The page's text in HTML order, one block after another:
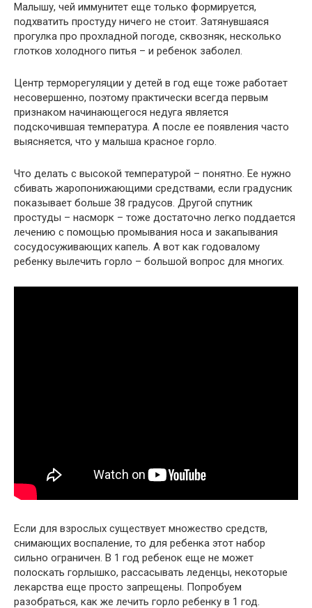
Малышу, чей иммунитет еще только формируется,
подхватить простуду ничего не стоит. Затянувшаяся
прогулка про прохладной погоде, сквозняк, несколько
глотков холодного питья – и ребенок заболел.
Центр терморегуляции у детей в год еще тоже работает
несовершенно, поэтому практически всегда первым
признаком начинающегося недуга является
подскочившая температура. А после ее появления часто
выясняется, что у малыша красное горло.
Что делать с высокой температурой – понятно. Ее нужно
сбивать жаропонижающими средствами, если градусник
показывает больше 38 градусов. Другой спутник
простуды – насморк – тоже достаточно легко поддается
лечению с помощью промывания носа и закапывания
сосудосуживающих капель. А вот как годовалому
ребенку вылечить горло – большой вопрос для многих.
Если для взрослых существует множество средств,
снимающих воспаление, то для ребенка этот набор
сильно ограничен. В 1 год ребенок еще не может
полоскать горлышко, рассасывать леденцы, некоторые
лекарства еще просто запрещены. Попробуем
разобраться, как же лечить горло ребенку в 1 год.